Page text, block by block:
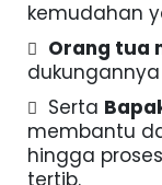
kemudahan
Orang tua
Serta
membantu
hingga
tertib.